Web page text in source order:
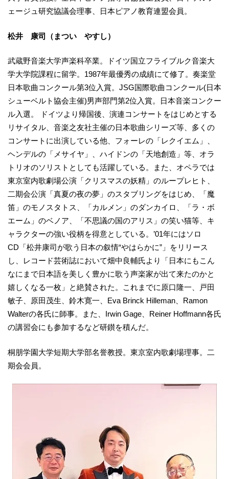
ェージュ研究協議会理事、日本ピアノ教育連盟会員。
松井 康司（まつい やすし）
武蔵野音楽大学声楽科卒業。ドイツ国立フライブルク音楽大
学大学院課程に留学。1987年最優秀の成績にて修了。奏楽堂
日本歌曲コンクール第3位入賞。JSG国際歌曲コンクール(日本
シューベルト協会主催)男声部門第2位入賞。日本音楽コンクー
ル入選。 ドイツより帰国後、演連コンサートをはじめとする
リサイタル、音楽之友社主催の日本歌曲シリーズ等、多くの
コンサートに出演している他、フォーレの「レクイエム」、
ヘンデルの「メサイヤ」、ハイドンの「天地創造」等、オラ
トリオのソリストとしても活躍している。また、オペラでは
東京室内歌劇場公演「クリスマスの妖精」のループレヒト、
二期会公演「真夏の夜の夢」のスタブリングをはじめ、「魔
笛」のモノスタトス、「カルメン」のダンカイロ、「ラ・ボ
エーム」のベノア、「不思議の国のアリス」の笑い猫等、キ
ャラクターの強い役柄を得意としている。’01年にはソロ
CD「松井康司が歌う日本の叙情“やはらかに”」をリリース
し、レコード芸術誌において畑中良輔氏より「日本にもこん
なにまで日本語を美しく豊かに歌う声楽家が出て来たのかと
嬉しくなる一枚」と絶賛された。これまでに原口隆一、戸田
敏子、原田茂生、鈴木寛一、Eva Brinck Hilleman、Ramon
Walterの各氏に師事。また、Irwin Gage、Reiner Hoffmann各氏
の講習会にも参加するなど研鑚を積んだ。
桐朋学園大学短期大学部名誉教授。東京室内歌劇場理事。二
期会会員。